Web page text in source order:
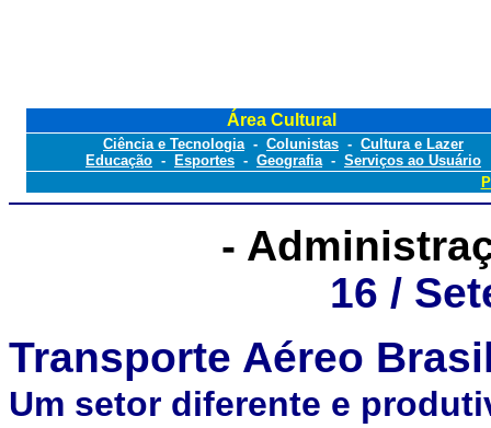
Área Cultural
Ciência e Tecnologia- Colunistas - Cultura e Lazer
Educação - Esportes - Geografia- Serviços ao Usuário
-
16 /
Transporte Aéreo
Um setor diferente e